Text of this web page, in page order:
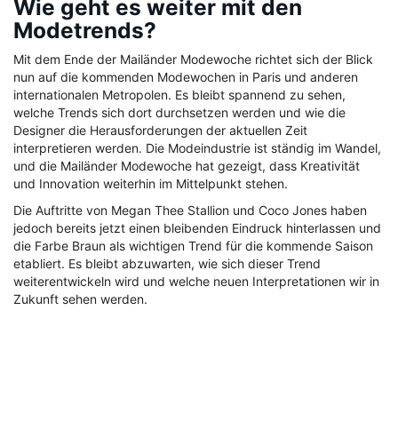
Wie geht es weiter mit den
Modetrends?
Mit dem Ende der Mailänder Modewoche richtet sich der Blick
nun auf die kommenden Modewochen in Paris und anderen
internationalen Metropolen. Es bleibt spannend zu sehen,
welche Trends sich dort durchsetzen werden und wie die
Designer die Herausforderungen der aktuellen Zeit
interpretieren werden. Die Modeindustrie ist ständig im Wandel,
und die Mailänder Modewoche hat gezeigt, dass Kreativität
und Innovation weiterhin im Mittelpunkt stehen.
Die Auftritte von Megan Thee Stallion und Coco Jones haben
jedoch bereits jetzt einen bleibenden Eindruck hinterlassen und
die Farbe Braun als wichtigen Trend für die kommende Saison
etabliert. Es bleibt abzuwarten, wie sich dieser Trend
weiterentwickeln wird und welche neuen Interpretationen wir in
Zukunft sehen werden.